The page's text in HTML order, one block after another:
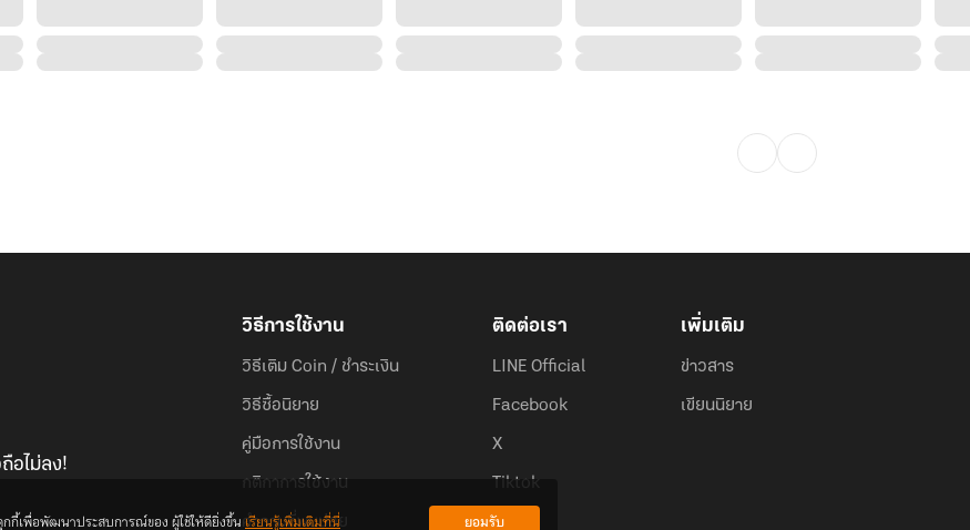
อไม่ลง!
วิธีการใช้งาน
วิธีเติม Coin / ชำระเงิน
วิธีซื้อนิยาย
คู่มือการใช้งาน
กติกาการใช้งาน
คำถามที่พบบ่อย
ติดต่อเรา
LINE Official
Facebook
X
Tiktok
เพิ่มเติม
ข่าวสาร
เขียนนิยาย
กี้เพื่อพัฒนาประสบการณ์ของ ผู้ใช้ให้ดียิ่งขึ้นเรียนรู้เพิ่มเติมที่นี่ ยอมรับ